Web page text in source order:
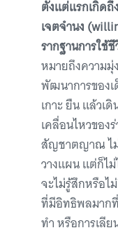
ตั้งแต่แรกเกิดถึ
เจตจำนง
รากฐานการใช้
หมายถึงความมุ่
พัฒนาการของ
เกาะ ยืน แล้วเ
เคลื่อนไหวของ
สัญชาตญาณ ไ
วางแผน แต่ก็ไ
จะไม่รู้สึกหรือไ
ที่มีอิทธิพลมาก
ทำ หรือการเลี